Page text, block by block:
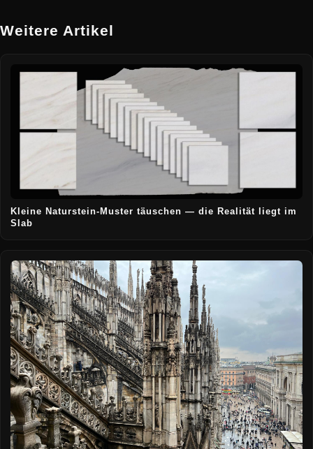
Weitere Artikel
Kleine Naturstein-Muster täuschen — die Realität liegt im
Slab